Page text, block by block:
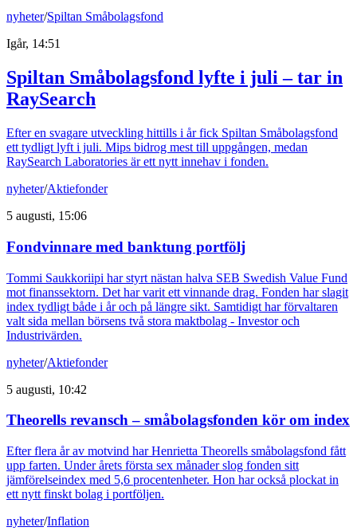
nyheter/Spiltan Småbolagsfond
Igår, 14:51
Spiltan Småbolagsfond lyfte i juli – tar in
RaySearch
Efter en svagare utveckling hittills i år fick Spiltan Småbolagsfond
ett tydligt lyft i juli. Mips bidrog mest till uppgången, medan
RaySearch Laboratories är ett nytt innehav i fonden.
nyheter/Aktiefonder
5 augusti, 15:06
Fondvinnare med banktung portfölj
Tommi Saukkoriipi har styrt nästan halva SEB Swedish Value Fund
mot finanssektorn. Det har varit ett vinnande drag. Fonden har slagit
index tydligt både i år och på längre sikt. Samtidigt har förvaltaren
valt sida mellan börsens två stora maktbolag - Investor och
Industrivärden.
nyheter/Aktiefonder
5 augusti, 10:42
Theorells revansch – småbolagsfonden kör om index
Efter flera år av motvind har Henrietta Theorells småbolagsfond fått
upp farten. Under årets första sex månader slog fonden sitt
jämförelseindex med 5,6 procentenheter. Hon har också plockat in
ett nytt finskt bolag i portföljen.
nyheter/Inflation